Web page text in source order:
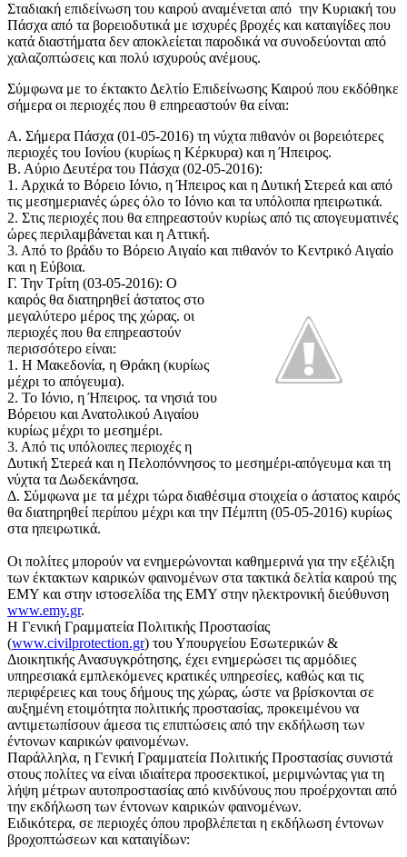
Σταδιακή επιδείνωση του καιρού αναμένεται από την Κυριακή του
Πάσχα από τα βορειοδυτικά με ισχυρές βροχές και καταιγίδες που
κατά διαστήματα δεν αποκλείεται παροδικά να συνοδεύονται από
χαλαζοπτώσεις και πολύ ισχυρούς ανέμους.
Σύμφωνα με το έκτακτο Δελτίο Επιδείνωσης Καιρού που εκδόθηκε
σήμερα οι περιοχές που θ επηρεαστούν θα είναι:
Α. Σήμερα Πάσχα (01-05-2016) τη νύχτα πιθανόν οι βορειότερες
περιοχές του Ιονίου (κυρίως η Κέρκυρα) και η Ήπειρος.
Β. Αύριο Δευτέρα του Πάσχα (02-05-2016):
1. Αρχικά το Βόρειο Ιόνιο, η Ήπειρος και η Δυτική Στερεά και από
τις μεσημεριανές ώρες όλο το Ιόνιο και τα υπόλοιπα ηπειρωτικά.
2. Στις περιοχές που θα επηρεαστούν κυρίως από τις απογευματινές
ώρες περιλαμβάνεται και η Αττική.
3. Από το βράδυ το Βόρειο Αιγαίο και πιθανόν το Κεντρικό Αιγαίο
και η Εύβοια.
Γ. Την Τρίτη (03-05-2016): Ο
καιρός θα διατηρηθεί άστατος στο
μεγαλύτερο μέρος της χώρας. οι
περιοχές που θα επηρεαστούν
περισσότερο είναι:
1. Η Μακεδονία, η Θράκη (κυρίως
μέχρι το απόγευμα).
2. Το Ιόνιο, η Ήπειρος. τα νησιά του
Βόρειου και Ανατολικού Αιγαίου
κυρίως μέχρι το μεσημέρι.
3. Από τις υπόλοιπες περιοχές η
Δυτική Στερεά και η Πελοπόννησος το μεσημέρι-απόγευμα και τη
νύχτα τα Δωδεκάνησα.
Δ. Σύμφωνα με τα μέχρι τώρα διαθέσιμα στοιχεία ο άστατος καιρός
θα διατηρηθεί περίπου μέχρι και την Πέμπτη (05-05-2016) κυρίως
στα ηπειρωτικά.
Οι πολίτες μπορούν να ενημερώνονται καθημερινά για την εξέλιξη
των έκτακτων καιρικών φαινομένων στα τακτικά δελτία καιρού της
ΕΜΥ και στην ιστοσελίδα της ΕΜΥ στην ηλεκτρονική διεύθυνση
www.emy.gr.
Η Γενική Γραμματεία Πολιτικής Προστασίας
(www.civilprotection.gr) του Υπουργείου Εσωτερικών &
Διοικητικής Ανασυγκρότησης, έχει ενημερώσει τις αρμόδιες
υπηρεσιακά εμπλεκόμενες κρατικές υπηρεσίες, καθώς και τις
περιφέρειες και τους δήμους της χώρας, ώστε να βρίσκονται σε
αυξημένη ετοιμότητα πολιτικής προστασίας, προκειμένου να
αντιμετωπίσουν άμεσα τις επιπτώσεις από την εκδήλωση των
έντονων καιρικών φαινομένων.
Παράλληλα, η Γενική Γραμματεία Πολιτικής Προστασίας συνιστά
στους πολίτες να είναι ιδιαίτερα προσεκτικοί, μεριμνώντας για τη
λήψη μέτρων αυτοπροστασίας από κινδύνους που προέρχονται από
την εκδήλωση των έντονων καιρικών φαινομένων.
Ειδικότερα, σε περιοχές όπου προβλέπεται η εκδήλωση έντονων
βροχοπτώσεων και καταιγίδων: